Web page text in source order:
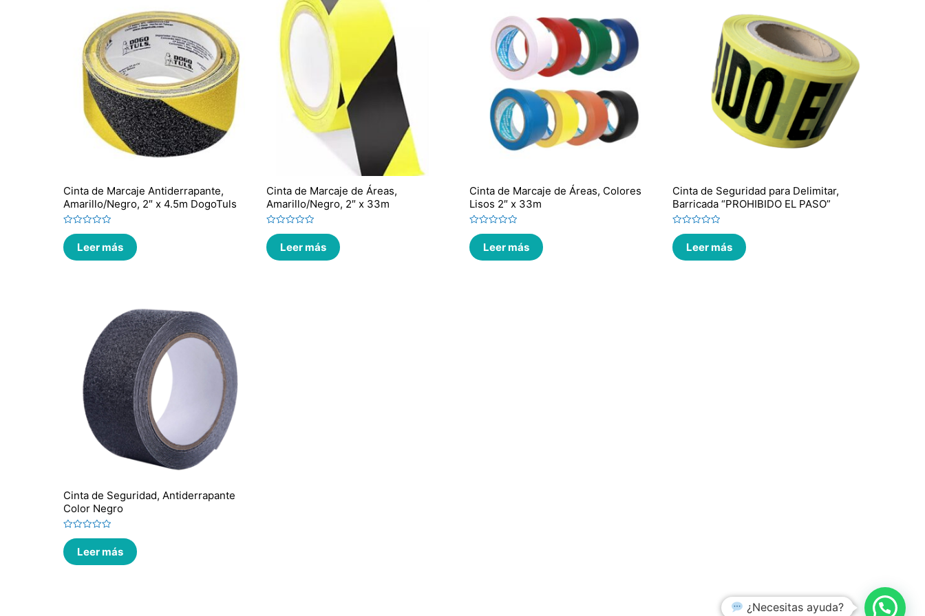
Cinta de Marcaje Antiderrapante,
Amarillo/Negro, 2″ x 4.5m DogoTuls
Valorado
en
0
de
Leer más
Cinta de Marcaje de Áreas,
Amarillo/Negro, 2″ x 33m
Valorado
en
0
de
Leer más
Cinta de Marcaje de Áreas, Colores
Lisos 2″ x 33m
Valorado
en
0
de
Leer más
Cinta de Seguridad para Delimitar,
Barricada “PROHIBIDO EL PASO”
Valorado
en
0
de
Leer más
Cinta de Seguridad, Antiderrapante
Color Negro
Valorado
en
0
de
Leer más
¿Necesitas ayuda?